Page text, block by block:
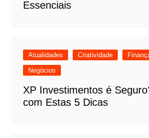
Essenciais
Atualidades Criatividade
Negócios
XP Investimentos é
com Estas 5 Dicas